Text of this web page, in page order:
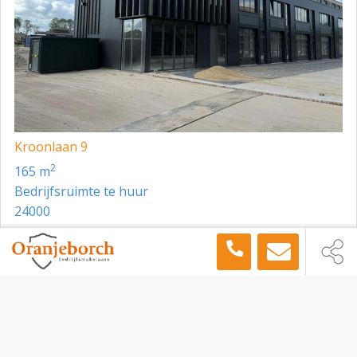
- Laadpunt t.b.v. elektrische auto’s;
- Zonnepanelen;
- Glasvezelaansluiting;
- Airco units t.b.v. koeling en verwarming;
- LED-verlichting;
- Eventueel een systeemplafond;
- Kabelgoot rondom v.z.v. diverse wcd’s op de
verdieping;
- Afgewerkte wanden op de verdieping;
- Volledig afgewerkte toiletgroep met fontein op de
Kroonlaan 9
165 m2
Bedrijfsruimte te huur
24000
Toon meer panden in de buurt →